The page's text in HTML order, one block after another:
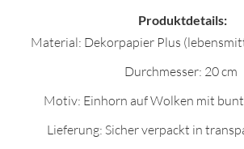
Produktdetails:
Material: Dekorpapier Plus
Durchmesser: 20 cm
Motiv: Einhorn auf Wolken mit
Lieferung: Sicher verpackt in